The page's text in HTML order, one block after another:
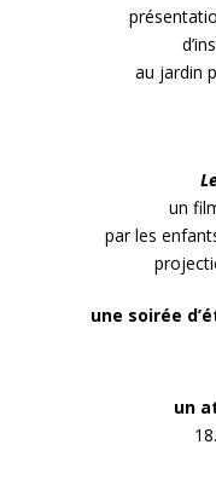
au jardin
un
par les
une soirée
un a